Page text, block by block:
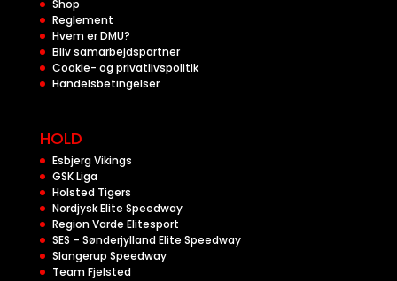
Shop
Reglement
Hvem er DMU?
Bliv samarbejdspartner
Cookie- og privatlivspolitik
Handelsbetingelser
HOLD
Esbjerg Vikings
GSK Liga
Holsted Tigers
Nordjysk Elite Speedway
Region Varde Elitesport
SES – Sønderjylland Elite Speedway
Slangerup Speedway
Team Fjelsted